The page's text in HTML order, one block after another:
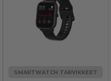
SMARTWATCH TARVIKKEET